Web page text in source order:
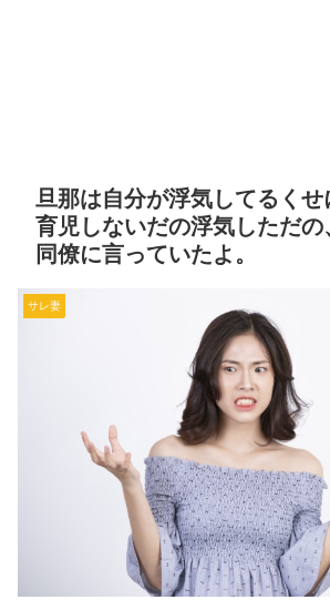
旦那は自分が浮気してるく
育児しないだの浮気しただ
同僚に言っていたよ。
サレ妻